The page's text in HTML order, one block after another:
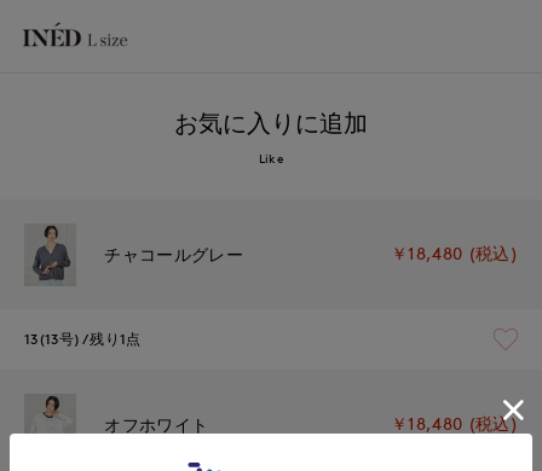
お気に入りに追加
Like
チャコールグレー ￥18,480 (税込)
13(13号) 残り1点
オフホワイト ￥18,480 (税込)